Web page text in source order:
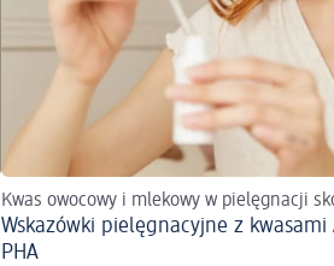
Kwas owocowy i mlekowy w pielęgnacji
Wskazówki pielęgnacyjne z kwasami
PHA